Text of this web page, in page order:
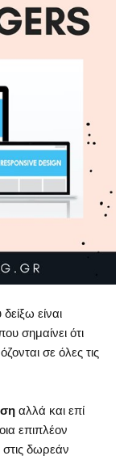
είναι
σημαίνει ότι
σε όλες τις
αλλά και επί
επιπλέον
στις δωρεάν